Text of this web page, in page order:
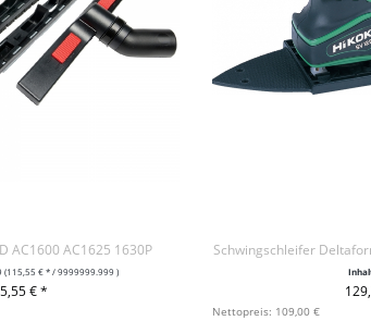
AC1600 AC1625 1630P
(115,55 € * / 9999999.999 )
€ *
Schwingschleifer
+ IN DEN
Nettopreis: 109,00 €